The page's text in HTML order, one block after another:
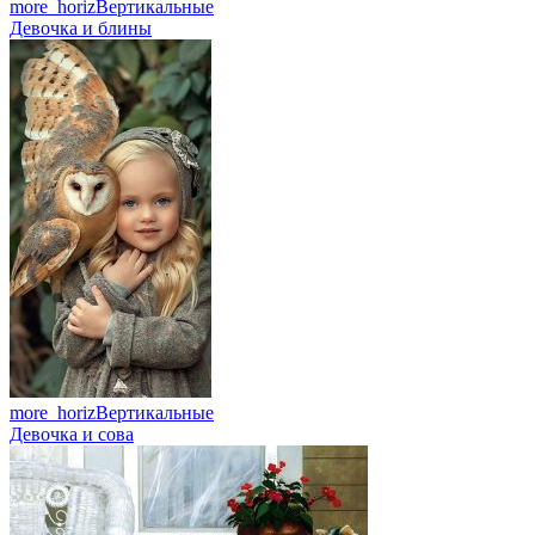
more_horizВертикальные
Девочка и блины
more_horizВертикальные
Девочка и сова